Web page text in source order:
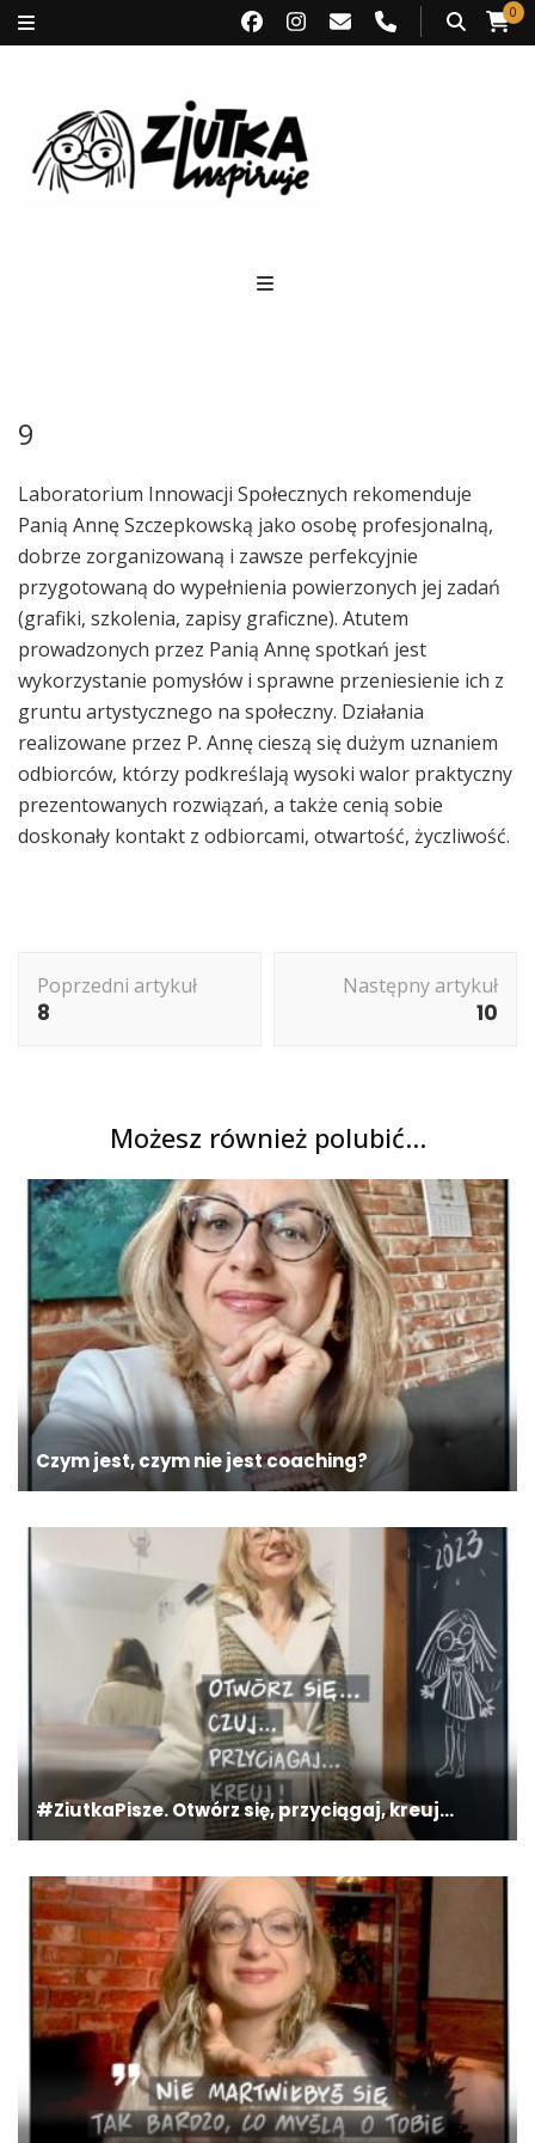
0
9
Laboratorium Innowacji Społecznych rekomenduje
Panią Annę Szczepkowską jako osobę profesjonalną,
dobrze zorganizowaną i zawsze perfekcyjnie
przygotowaną do wypełnienia powierzonych jej zadań
(grafiki, szkolenia, zapisy graficzne). Atutem
prowadzonych przez Panią Annę spotkań jest
wykorzystanie pomysłów i sprawne przeniesienie ich z
gruntu artystycznego na społeczny. Działania
realizowane przez P. Annę cieszą się dużym uznaniem
odbiorców, którzy podkreślają wysoki walor praktyczny
prezentowanych rozwiązań, a także cenią sobie
doskonały kontakt z odbiorcami, otwartość, życzliwość.
wpisu
Poprzedni artykuł
8
Następny artykuł
10
Możesz również polubić…
Czym jest, czym nie jest coaching?
#ZiutkaPisze. Otwórz się, przyciągaj, kreuj…